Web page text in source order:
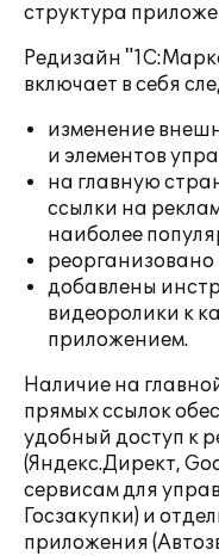
структура
Редизайн
включает в себя
изменение
и элементов
на главную
ссылки на
наиболее
добавлены
видеоролики к
приложением.
Наличие на
прямых ссылок
удобный доступ к
(Яндекс.Директ,
сервисам для
Госзакупки) и
приложения